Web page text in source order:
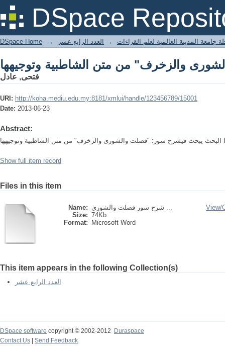
DSpace
والزخرف" من متن الشاطبية وتوجيهها
DSpace Home → جامعة المدينة العالمية لعلم القراءات → العدد الرابع عشر
والزخرف" من متن الشاطبية وتوجيهها
فتحى, عادل
URI: http://koha.mediu.edu.my:8181/xmlui/handle/123456789/15001
Date: 2013-06-23
Abstract:
البحث يبحث فيشرح سور: "فصلت والشورى والزخرف" من متن الشاطبية وتوجيهها
Show full item record
Files in this item
Name:
شرح سور فصلت والشورى ...
Size: 74Kb
Format:
Microsoft Word
View/
This item appears in the following Collection(s)
العدد الرابع عشر
DSpace software copyright © 2002-2012
Duraspace
Contact Us
Send Feedback